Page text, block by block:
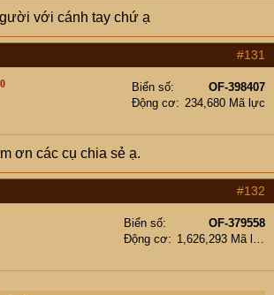
với cánh tay chứ ạ
#131
Biển số
OF-398407
Động cơ
234,680 Mã lực
ơn các cụ chia sẻ ạ.
#132
Biển số
OF-379558
Động cơ
1,626,293 Mã lực